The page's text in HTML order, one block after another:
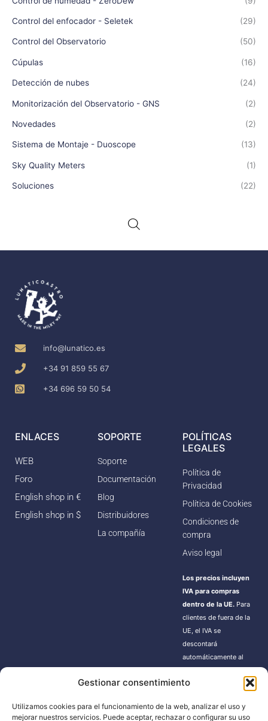
Gestionar consentimiento
Utilizamos cookies para el funcionamiento de la web, analizar el uso y
mejorar nuestros servicios. Puede aceptar, rechazar o configurar su uso
Control del enfocador - Seletek (29)
Control del Observatorio (50)
Cúpulas (16)
Detección de nubes (24)
Monitorización del Observatorio - GNS (2)
Novedades (2)
Sistema de Montaje - Duoscope (13)
Sky Quality Meters (1)
Soluciones (22)
info@lunatico.es
+34 91 859 55 67
+34 696 59 50 54
ENLACES
WEB
Foro
English shop in €
English shop in $
SOPORTE
Soporte
Documentación
Blog
Distribuidores
La compañía
POLÍTICAS
LEGALES
Política de
Privacidad
Política de Cookies
Condiciones de
compra
Aviso legal
Los precios incluyen
IVA para compras
dentro de la UE. Para
clientes de fuera de la
UE, el IVA se
descontará
automáticamente al
Estos pedidos pueden
de importación según